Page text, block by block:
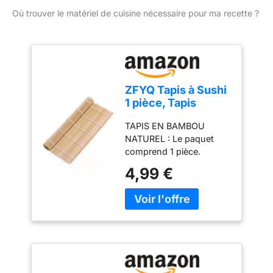
Où trouver le matériel de cuisine nécessaire pour ma recette ?
ZFYQ Tapis à Sushi
1 pièce, Tapis
Bambou Naturel
pour Maki Sushi,
Outil de
Préparation des
Sushis pour les
Débutants
TAPIS EN BAMBOU
NATUREL : Le paquet
comprend 1 pièce.
fabriquée en bambou
naturel de première
qualité. Les tapis à
préparation des sushis et
makis. Ils permettent de
rouler les sushis en
4,99 €